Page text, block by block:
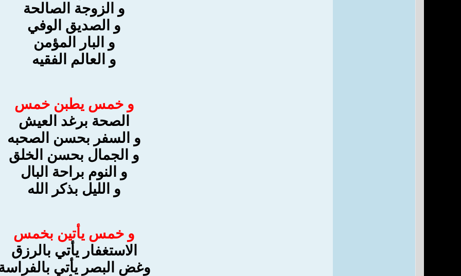
و الزوجة الصالحة
و الصديق الوفي
و البار المؤمن
و العالم الفقيه
و خمس يطبن خمس
الصحة برغد العيش
و السفر بحسن الصحبه
و الجمال بحسن الخلق
و النوم براحة البال
و الليل بذكر الله
و خمس يأتين بخمس
الاستغفار يأتي بالرزق
وغض البصر يأتي